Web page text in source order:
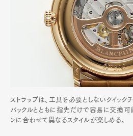
ストラップは、工具を必要としないクイック
バックルとともに指先だけで容易に交換可
ンに合わせて異なるスタイルが楽しめる。